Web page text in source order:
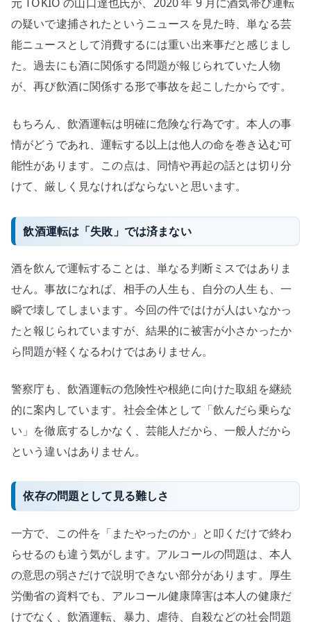
復
帰
の
難
さ
考
え
る
へ
の疑いで逮捕されたというニュースを見た時、単なる芸
能ニュースとして消費するには重い出来事だと感じまし
た。過去にも酒に関係する問題が報じられていた人物
が、再び飲酒に関係する形で事故を起こしたからです。
もちろん、飲酒運転は明確に危険な行為です。本人の事
情がどうであれ、運転する以上は他人の命を巻き込む可
能性があります。この点は、同情や再起の話とは切り分
けて、厳しく見なければならないと思います。
飲酒運転は「失敗」では済まない
酒を飲んで運転することは、単なる判断ミスではありま
せん。事故になれば、相手の人生も、自分の人生も、一
瞬で壊してしまいます。今回の件ではけが人はいなかっ
たと報じられていますが、結果的に被害が小さかったか
ら問題が軽くなるわけではありません。
警察庁も、飲酒運転の危険性や根絶に向けた取組を継続
的に案内しています。社会全体として「飲んだら乗らな
い」を徹底するしかなく、芸能人だから、一般人だから
という違いはありません。
依存の問題として見る難しさ
一方で、この件を「またやったのか」と叩くだけで終わ
らせるのも違う気がします。アルコールの問題は、本人
の意思の弱さだけで説明できない部分があります。厚生
労働省の資料でも、アルコール健康障害は本人の健康だ
けでなく、飲酒運転、暴力、虐待、自殺などの社会問題